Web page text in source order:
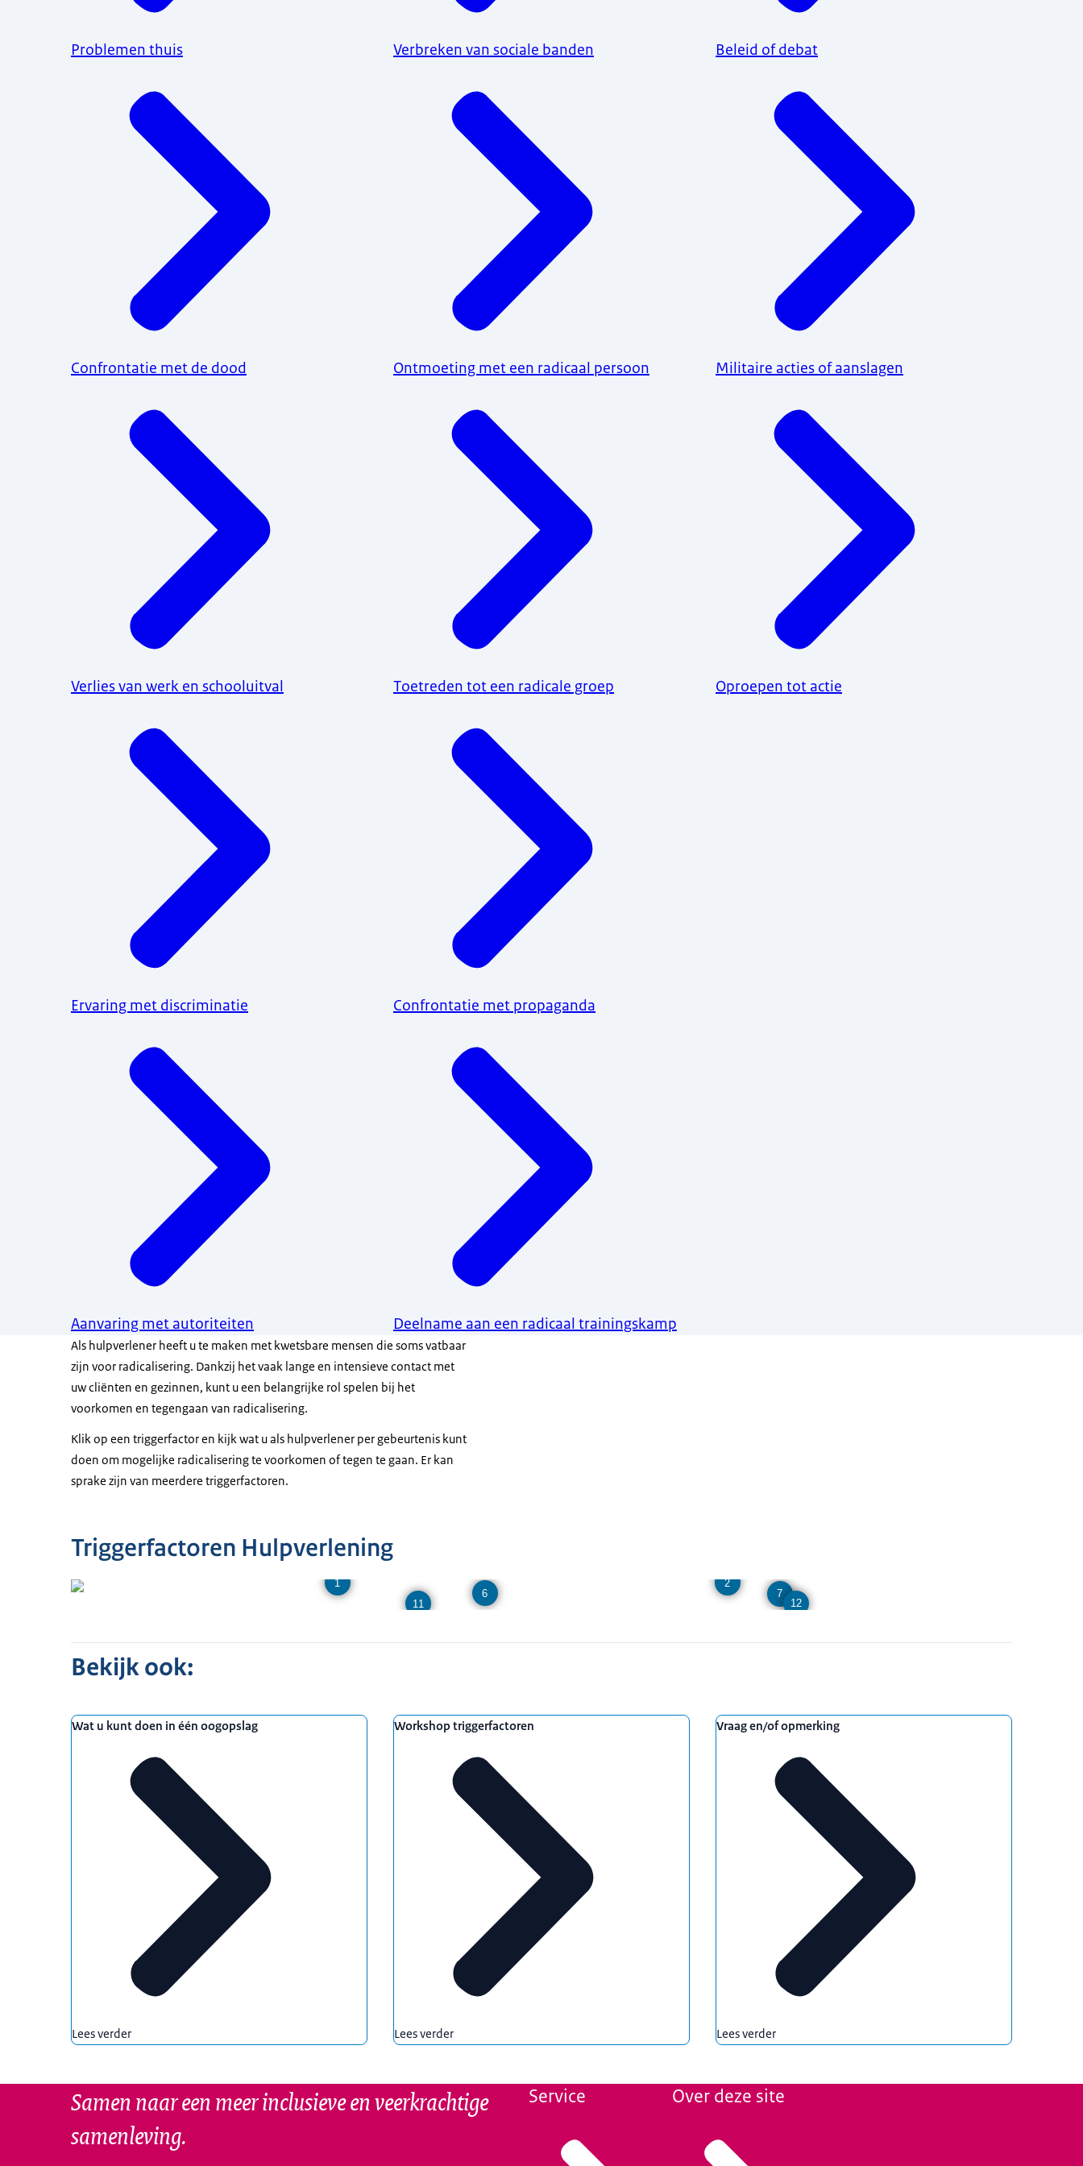
Problemen thuis
Confrontatie met de dood
Verlies van werk en schooluitval
Ervaring met discriminatie
Aanvaring met autoriteiten
Verbreken van sociale banden
Ontmoeting met een radicaal persoon
Toetreden tot een radicale groep
Confrontatie met propaganda
Deelname aan een radicaal trainingskamp
Beleid of debat
Militaire acties of aanslagen
Oproepen tot actie
Als hulpverlener heeft u te maken met kwetsbare mensen die soms vatbaar
zijn voor radicalisering. Dankzij het vaak lange en intensieve contact met
uw cliënten en gezinnen, kunt u een belangrijke rol spelen bij het
voorkomen en tegengaan van radicalisering.
Klik op een triggerfactor en kijk wat u als hulpverlener per gebeurtenis kunt
doen om mogelijke radicalisering te voorkomen of tegen te gaan. Er kan
sprake zijn van meerdere triggerfactoren.
Triggerfactoren Hulpverlening
1
2
6
7
11
12
Bekijk ook:
Wat u kunt doen in één oogopslag
Lees verder
Workshop triggerfactoren
Lees verder
Vraag en/of opmerking
Lees verder
Samen naar een meer inclusieve en veerkrachtige
samenleving.
Service Over deze site